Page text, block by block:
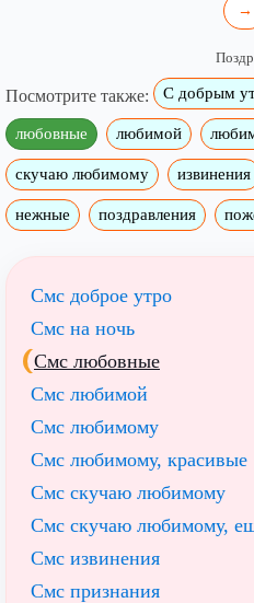
→
Посмотрите также: С добрым
любовные любимой
скучаю любимому извинения
нежные поздравления
Смс доброе утро
Смс на ночь
Смс любовные
Смс любимой
Смс любимому
Смс любимому, красивые
Смс скучаю любимому
Смс скучаю любимому,
Смс извинения
Смс признания